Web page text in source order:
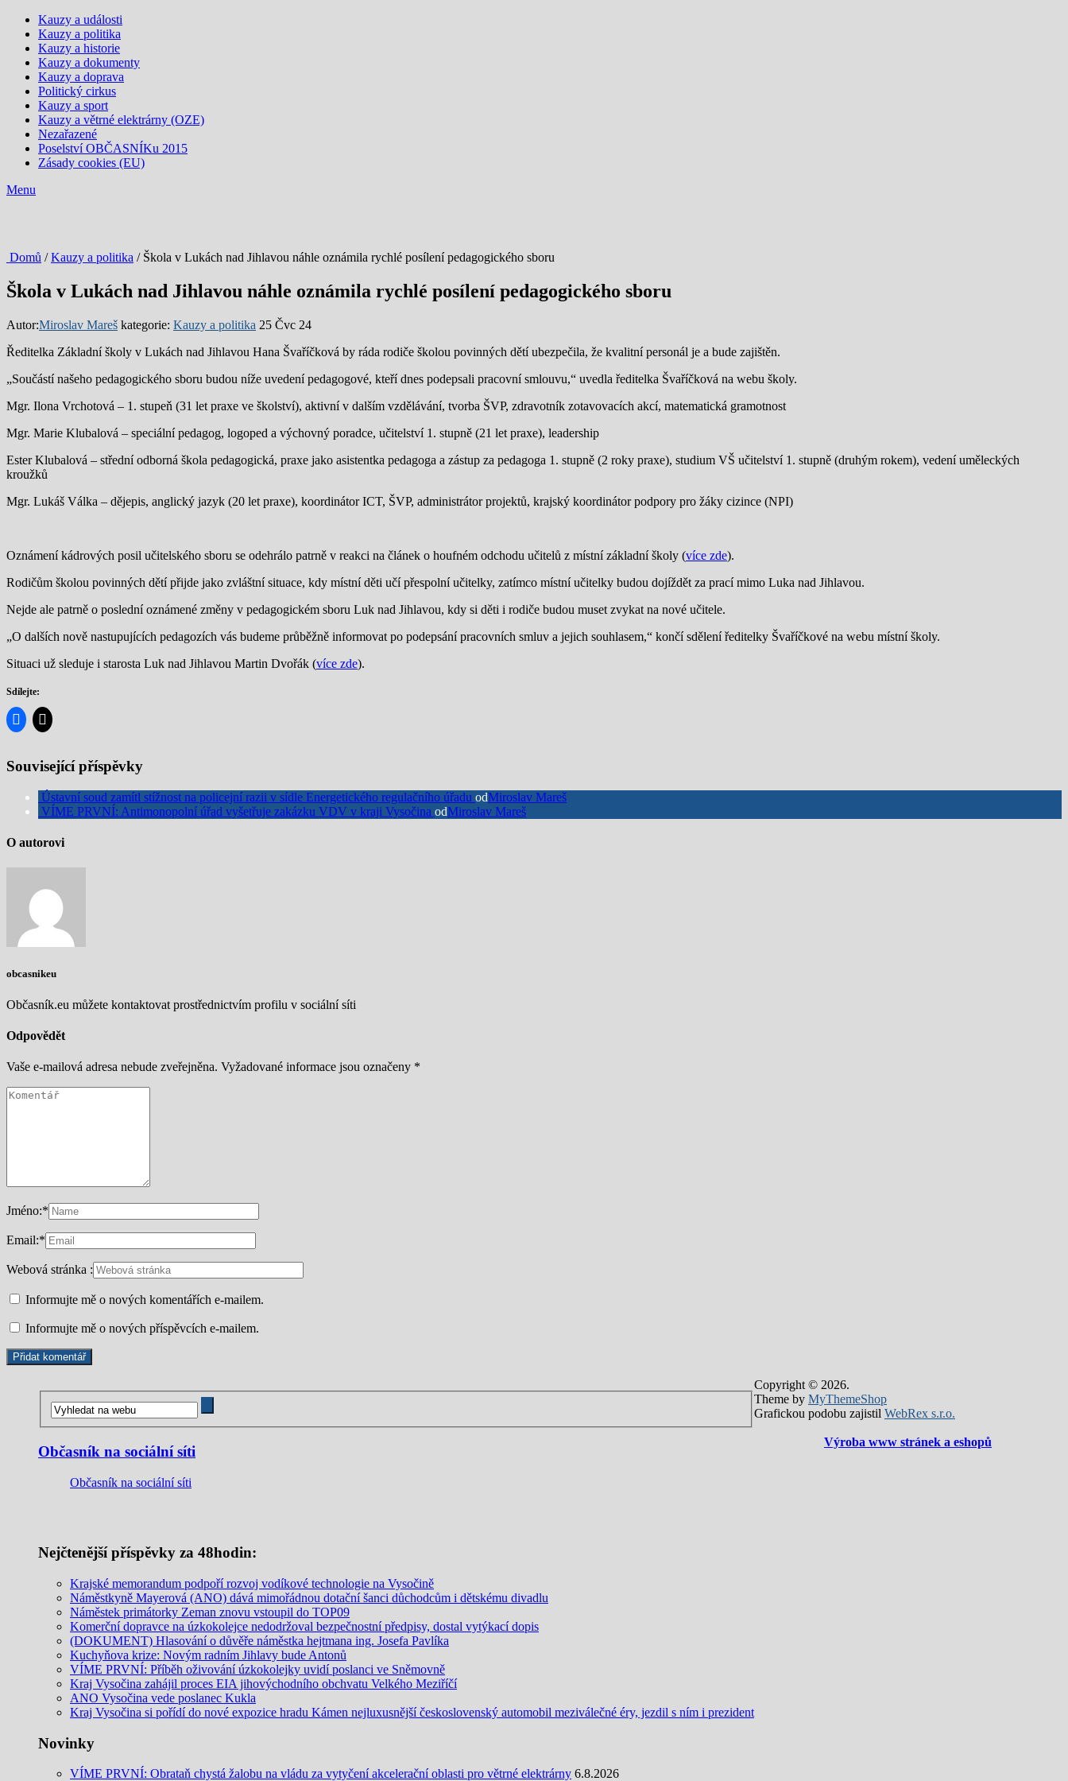
Kauzy a události
Kauzy a politika
Kauzy a historie
Kauzy a dokumenty
Kauzy a doprava
Politický cirkus
Kauzy a sport
Kauzy a větrné elektrárny (OZE)
Nezařazené
Poselství OBČASNÍKu 2015
Zásady cookies (EU)
Menu
Domů /Kauzy a politika / Škola v Lukách nad Jihlavou náhle oznámila rychlé posílení pedagogického sboru
Škola v Lukách nad Jihlavou náhle oznámila rychlé posílení pedagogického sboru
Autor:Miroslav Mareš kategorie: Kauzy a politika 25 Čvc 24
Ředitelka Základní školy v Lukách nad Jihlavou Hana Švaříčková by ráda rodiče školou povinných dětí ubezpečila, že kvalitní personál je a bude zajištěn.
„Součástí našeho pedagogického sboru budou níže uvedení pedagogové, kteří dnes podepsali pracovní smlouvu,“ uvedla ředitelka Švaříčková na webu školy.
Mgr. Ilona Vrchotová – 1. stupeň (31 let praxe ve školství), aktivní v dalším vzdělávání, tvorba ŠVP, zdravotník zotavovacích akcí, matematická gramotnost
Mgr. Marie Klubalová – speciální pedagog, logoped a výchovný poradce, učitelství 1. stupně (21 let praxe), leadership
Ester Klubalová – střední odborná škola pedagogická, praxe jako asistentka pedagoga a zástup za pedagoga 1. stupně (2 roky praxe), studium VŠ učitelství 1. stupně (druhým rokem), vedení uměleckých
kroužků
Mgr. Lukáš Válka – dějepis, anglický jazyk (20 let praxe), koordinátor ICT, ŠVP, administrátor projektů, krajský koordinátor podpory pro žáky cizince (NPI)
Oznámení kádrových posil učitelského sboru se odehrálo patrně v reakci na článek o houfném odchodu učitelů z místní základní školy (více zde).
Rodičům školou povinných dětí přijde jako zvláštní situace, kdy místní děti učí přespolní učitelky, zatímco místní učitelky budou dojíždět za prací mimo Luka nad Jihlavou.
Nejde ale patrně o poslední oznámené změny v pedagogickém sboru Luk nad Jihlavou, kdy si děti i rodiče budou muset zvykat na nové učitele.
„O dalších nově nastupujících pedagozích vás budeme průběžně informovat po podepsání pracovních smluv a jejich souhlasem,“ končí sdělení ředitelky Švaříčkové na webu místní školy.
Situaci už sleduje i starosta Luk nad Jihlavou Martin Dvořák (více zde).
Sdílejte:
Související příspěvky
Ústavní soud zamítl stížnost na policejní razii v sídle Energetického regulačního úřadu odMiroslav Mareš
VÍME PRVNÍ: Antimonopolní úřad vyšetřuje zakázku VDV v kraji Vysočina odMiroslav Mareš
O autorovi
obcasnikeu
Občasník.eu můžete kontaktovat prostřednictvím profilu v sociální síti
Odpovědět
Vaše e-mailová adresa nebude zveřejněna. Vyžadované informace jsou označeny *
Jméno:*
Email:*
Webová stránka :
Informujte mě o nových komentářích e-mailem.
Informujte mě o nových příspěvcích e-mailem.
Občasník na sociální síti
Občasník na sociální síti
Nejčtenější příspěvky za 48hodin:
Krajské memorandum podpoří rozvoj vodíkové technologie na Vysočině
Náměstkyně Mayerová (ANO) dává mimořádnou dotační šanci důchodcům i dětskému divadlu
Náměstek primátorky Zeman znovu vstoupil do TOP09
Komerční dopravce na úzkokolejce nedodržoval bezpečnostní předpisy, dostal vytýkací dopis
(DOKUMENT) Hlasování o důvěře náměstka hejtmana ing. Josefa Pavlíka
Kuchyňova krize: Novým radním Jihlavy bude Antonů
VÍME PRVNÍ: Příběh oživování úzkokolejky uvidí poslanci ve Sněmovně
Kraj Vysočina zahájil proces EIA jihovýchodního obchvatu Velkého Meziříčí
ANO Vysočina vede poslanec Kukla
Kraj Vysočina si pořídí do nové expozice hradu Kámen nejluxusnější československý automobil meziválečné éry, jezdil s ním i prezident
Novinky
VÍME PRVNÍ: Obrataň chystá žalobu na vládu za vytyčení akcelerační oblasti pro větrné elektrárny 6.8.2026
Copyright © 2026.
Theme by MyThemeShop
Grafickou podobu zajistil WebRex s.r.o.
Výroba www stránek a eshopů